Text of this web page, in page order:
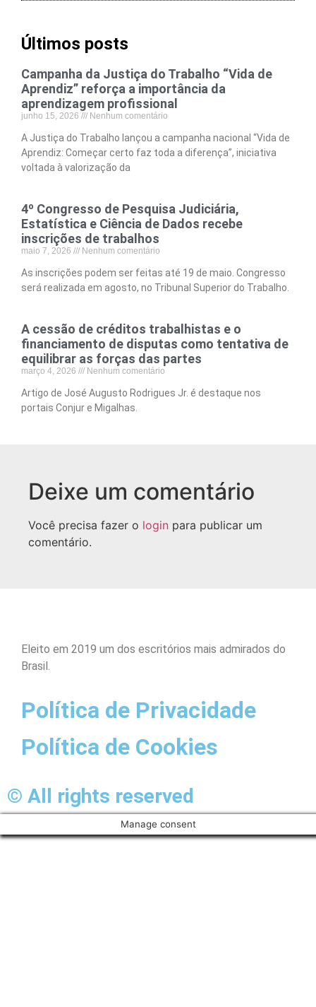
Últimos posts
Campanha da Justiça do Trabalho “Vida de
Aprendiz” reforça a importância da
aprendizagem profissional
junho 15, 2026 Nenhum comentário
A Justiça do Trabalho lançou a campanha nacional “Vida de
Aprendiz: Começar certo faz toda a diferença”, iniciativa
voltada à valorização da
4º Congresso de Pesquisa Judiciária,
Estatística e Ciência de Dados recebe
inscrições de trabalhos
maio 7, 2026 Nenhum comentário
As inscrições podem ser feitas até 19 de maio. Congresso
será realizada em agosto, no Tribunal Superior do Trabalho.
A cessão de créditos trabalhistas e o
financiamento de disputas como tentativa de
equilibrar as forças das partes
março 4, 2026 Nenhum comentário
Artigo de José Augusto Rodrigues Jr. é destaque nos
portais Conjur e Migalhas.
Deixe um comentário
Você precisa fazer o login para publicar um
comentário.
Eleito em 2019 um dos escritórios mais admirados do
Brasil.
Política de Privacidade
Política de Cookies
© All rights reserved
Manage consent